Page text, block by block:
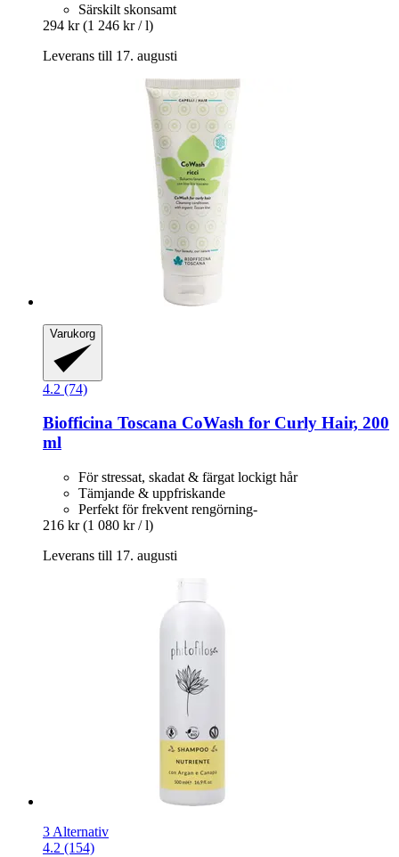
Särskilt skonsamt
294 kr (1 246 kr / l)
Leverans till 17. augusti
Varukorg
4.2 (74)
Biofficina Toscana CoWash for Curly Hair, 200
ml
För stressat, skadat & färgat lockigt hår
Tämjande & uppfriskande
Perfekt för frekvent rengörning-
216 kr (1 080 kr / l)
Leverans till 17. augusti
3 Alternativ
4.2 (154)